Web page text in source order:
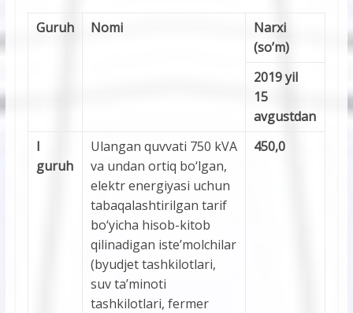
Guruh Nomi
Narxi
(so’m)
2019yil
15
avgustdan
I
guruh
Ulangan quvvati 750 kVA
va undan ortiq bo‘lgan,
elektr energiyasi uchun
tabaqalashtirilgan tarif
bo‘yicha hisob-kitob
qilinadigan iste’molchilar
(byudjet tashkilotlari,
suv ta’minoti
tashkilotlari, fermer
450,0